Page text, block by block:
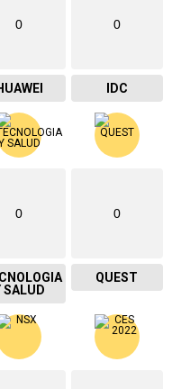
0 0
IDC
0
SALUD
0
QUEST